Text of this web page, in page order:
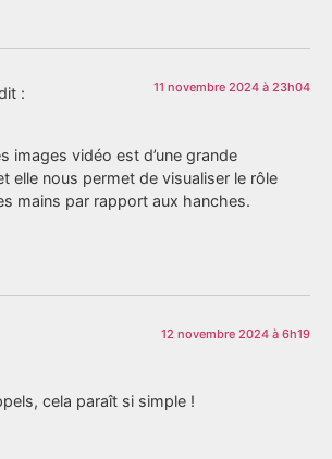
: 11 novembre 2024 à 23h04
images vidéo est d’une grande
elle nous permet de visualiser le rôle
mains par rapport aux hanches.
12 novembre 2024 à 6h19
cela paraît si simple !